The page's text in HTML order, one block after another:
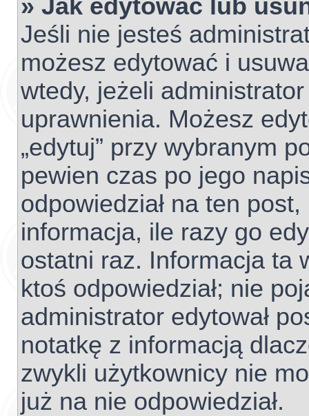
» Jak edytować lub
Jeśli nie jesteś
możesz edytować i
wtedy, jeżeli
uprawnienia. Możesz
„edytuj” przy wybranym
pewien czas po jego
odpowiedział na ten
informacja, ile razy go
ostatni raz. Informacja ta
ktoś odpowiedział; nie
administrator edytował
notatkę z informacją
zwykli użytkownicy nie
już na nie odpowiedział.